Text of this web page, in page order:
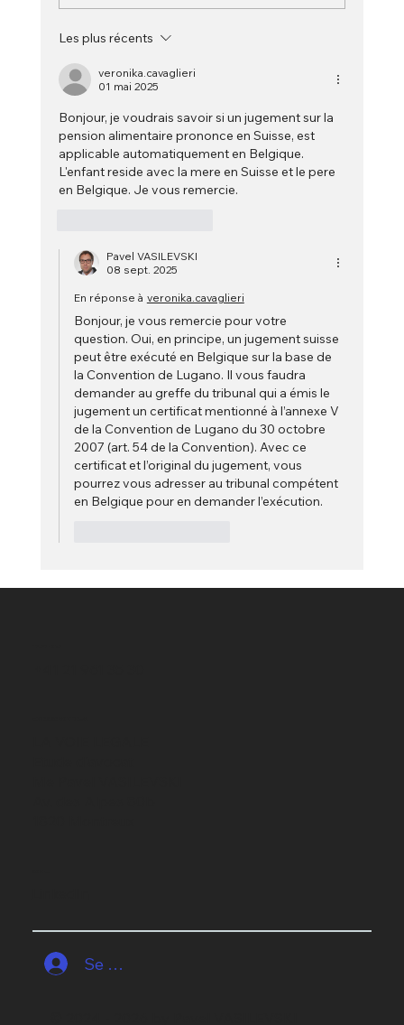
suisse : détournement de l’usage
convenu
Les plus récents
veronika.cavaglieri
01 mai 2025
Bonjour, je voudrais savoir si un jugement sur la
pension alimentaire prononce en Suisse, est
applicable automatiquement en Belgique.
L'enfant reside avec la mere en Suisse et le pere
en Belgique. Je vous remercie.
Pavel VASILEVSKI
08 sept. 2025
En réponse à veronika.cavaglieri
Bonjour, je vous remercie pour votre
question. Oui, en principe, un jugement suisse
peut être exécuté en Belgique sur la base de
la Convention de Lugano. Il vous faudra
demander au greffe du tribunal qui a émis le
jugement un certificat mentionné à l’annexe V
de la Convention de Lugano du 30 octobre
2007 (art. 54 de la Convention). Avec ce
certificat et l’original du jugement, vous
pourrez vous adresser au tribunal compétent
en Belgique pour en demander l’exécution.
Se connecter